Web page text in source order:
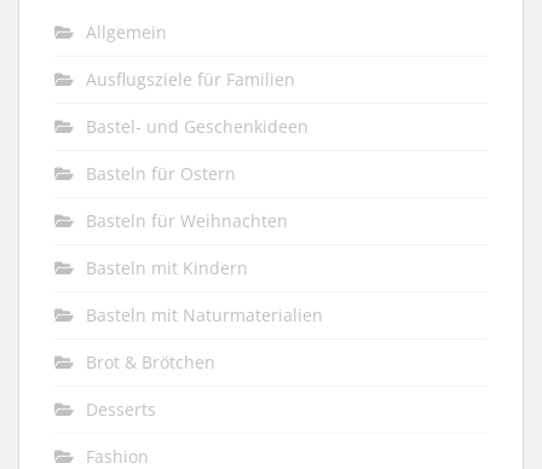
Allgemein
Ausflugsziele für Familien
Bastel- und Geschenkideen
Basteln für Ostern
Basteln für Weihnachten
Basteln mit Kindern
Basteln mit Naturmaterialien
Brot & Brötchen
Desserts
Fashion